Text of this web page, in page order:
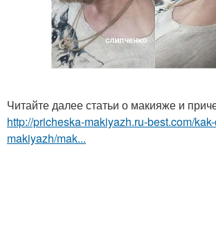
Читайте далее статьи о макияже и
http://pricheska-makiyazh.ru-best.com/
makiyazh/mak...